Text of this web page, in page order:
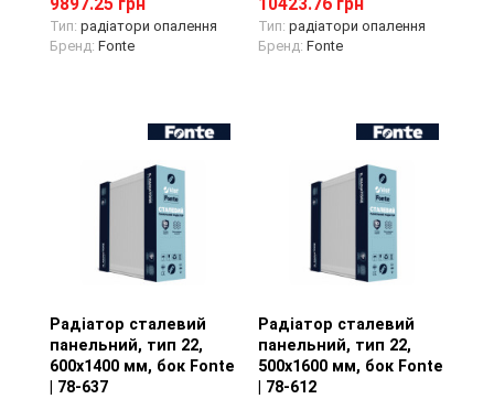
9897.25 грн
Тип: радіатори опалення
Бренд: Fonte
10423.76 грн
Тип: радіатори опалення
Бренд: Fonte
Перегляд товару
Радіатор сталевий
панельний, тип 22,
600х1400 мм, бок Fonte
| 78-637
Перегляд товару
Радіатор сталевий
панельний, тип 22,
500х1600 мм, бок Fonte
| 78-612